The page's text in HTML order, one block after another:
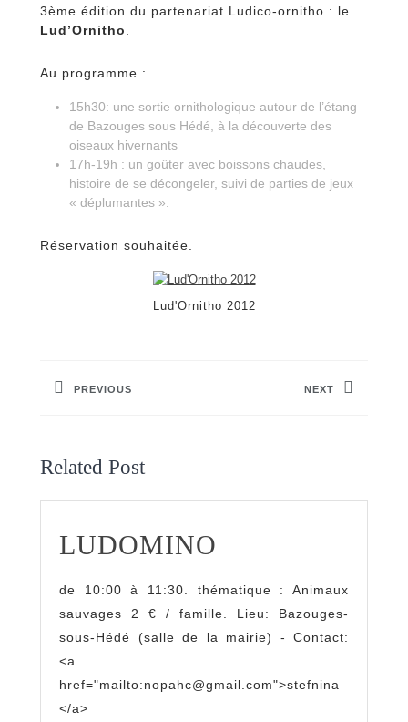
3ème édition du partenariat Ludico-ornitho : le
Lud’Ornitho
Au programme :
15h30: une sortie ornithologique autour de l’étang
de Bazouges sous Hédé, à la découverte des
oiseaux hivernants
17h-19h : un goûter avec boissons chaudes,
histoire de se décongeler, suivi de parties de jeux
« déplumantes ».
Réservation souhaitée.
Lud'Ornitho 2012
l’article
PREVIOUS NEXT
Related Post
LUDOMINO
de 10:00 à 11:30. thématique : Animaux
sauvages 2 € / famille. Lieu: Bazouges-
sous-Hédé (salle de la mairie) - Contact:
<a
href="mailto:nopahc@gmail.com">stefnina
</a>